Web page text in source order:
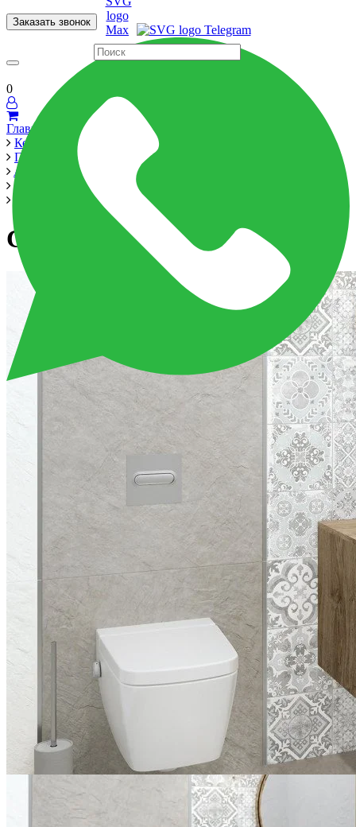
Заказать звонок
60x120 60x60 Для ванной Для кухни
0
Главная
Керамика
Производители
Alma Ceramica
Country 600x600
Country 600x600
Country 600x600